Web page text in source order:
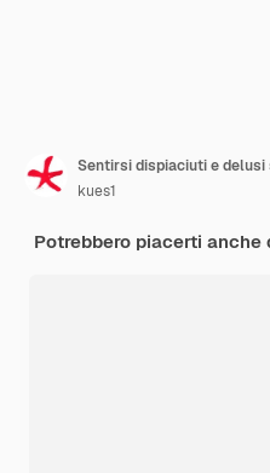
kues1
Potrebbero piacerti anche